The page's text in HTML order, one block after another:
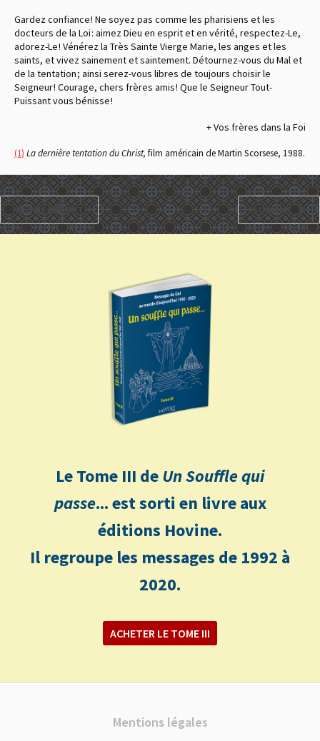
Gardez confiance ! Ne soyez pas comme les pharisiens et les
docteurs de la Loi : aimez Dieu en esprit et en vérité, respectez-Le,
adorez-Le ! Vénérez la Très Sainte Vierge Marie, les anges et les
saints, et vivez sainement et saintement. Détournez-vous du Mal et
de la tentation ; ainsi serez-vous libres de toujours choisir le
Seigneur ! Courage, chers frères amis ! Que le Seigneur Tout-
Puissant vous bénisse !
+ Vos frères dans la Foi
(1) La dernière tentation du Christ, film américain de Martin Scorsese, 1988.
PRÉCÉDENT SUIVANT
Le Tome III deUn Souffle qui
passe... est sorti en livre aux
éditions Hovine.
Il regroupe les messages de 1992 à
2020.
ACHETER LE TOME III
Mentions légales